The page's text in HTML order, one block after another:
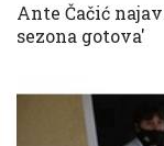
Ante Čačić
sezona gotova'